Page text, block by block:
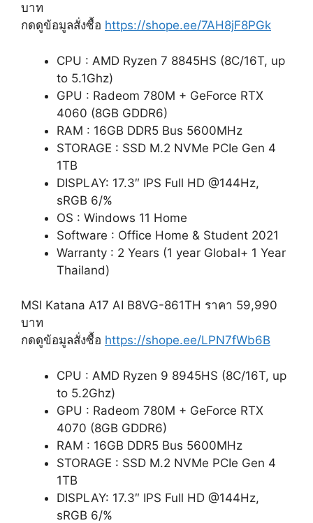
บาท
กดดูข้อมูลสั่งซื้อ https://shope.ee/7AH8jF8PGk
CPU : AMD Ryzen 7 8845HS (8C/16T, up
to 5.1Ghz)
GPU : Radeom 780M + GeForce RTX
4060 (8GB GDDR6)
RAM : 16GB DDR5 Bus 5600MHz
STORAGE : SSD M.2 NVMe PCIe Gen 4
1TB
DISPLAY: 17.3″ IPS Full HD @144Hz,
sRGB 6/%
OS : Windows 11 Home
Software : Office Home & Student 2021
Warranty : 2 Years (1 year Global+ 1 Year
Thailand)
MSI Katana A17 AI B8VG-861TH ราคา 59,990
บาท
กดดูข้อมูลสั่งซื้อ https://shope.ee/LPN7fWb6B
CPU : AMD Ryzen 9 8945HS (8C/16T, up
to 5.2Ghz)
GPU : Radeom 780M + GeForce RTX
4070 (8GB GDDR6)
RAM : 16GB DDR5 Bus 5600MHz
STORAGE : SSD M.2 NVMe PCIe Gen 4
1TB
DISPLAY: 17.3″ IPS Full HD @144Hz,
sRGB 6/%